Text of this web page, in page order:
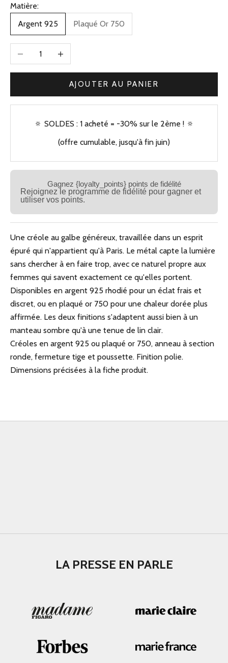
Matière:
Argent 925
Plaqué Or 750
Diminuer la quantitéAugmenter la quantité
AJOUTER AU PANIER
🔅 SOLDES : 1 acheté = -30% sur le 2ème ! 🔅
(offre cumulable, jusqu'à fin juin)
Gagnez {loyalty_points} points de fidélité
Rejoignez le programme de fidélité pour gagner et
utiliser vos points.
Une créole au galbe généreux, travaillée dans un esprit
épuré qui n'appartient qu'à Paris. Le métal capte la lumière
sans chercher à en faire trop, avec ce naturel propre aux
femmes qui savent exactement ce qu'elles portent.
Disponibles en argent 925 rhodié pour un éclat frais et
discret, ou en plaqué or 750 pour une chaleur dorée plus
affirmée. Les deux finitions s'adaptent aussi bien à un
manteau sombre qu'à une tenue de lin clair.
Créoles en argent 925 ou plaqué or 750, anneau à section
ronde, fermeture tige et poussette. Finition polie.
Dimensions précisées à la fiche produit.
LA PRESSE EN PARLE